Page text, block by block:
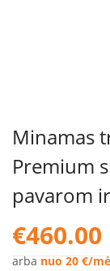
Minamas
Premium
pavarom
€460.00
arba nuo 20 €/